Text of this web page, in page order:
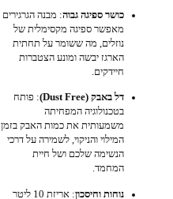
כושר ספיגה גבוה: מבנה הגרגירים
מאפשר ספיגה מקסימלית של
נוזלים, מה ששומר על תחתית
הארגז יבשה ומונע הצטברות
חיידקים.
דל באבק (Dust Free)
: פותח
בטכנולוגיה המפחיתה
משמעותית את כמות האבק בזמן
המילוי והניקוי, לשמירה על דרכי
הנשימה שלכם ושל חיית
המחמד.
נוחות וחיסכון : אריזת 10 ליטר